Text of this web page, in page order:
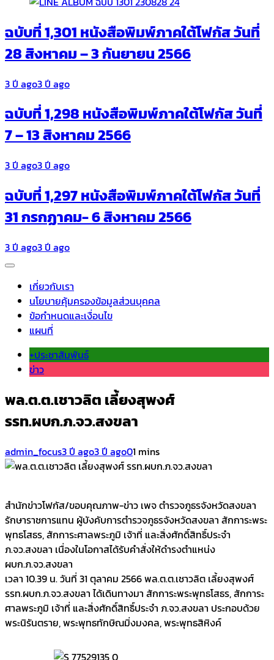
ฉบับที่ 1,301 หนังสือพิมพ์ภาคใต้โฟกัส วันที่
28 สิงหาคม – 3 กันยายน 2566
3 ปี ago3 ปี ago
ฉบับที่ 1,298 หนังสือพิมพ์ภาคใต้โฟกัส วันที่
7 – 13 สิงหาคม 2566
3 ปี ago3 ปี ago
ฉบับที่ 1,297 หนังสือพิมพ์ภาคใต้โฟกัส วันที่
31 กรกฏาคม- 6 สิงหาคม 2566
3 ปี ago3 ปี ago
เกี่ยวกับเรา
นโยบายคุ้มครองข้อมูลส่วนบุคคล
ข้อกำหนดและเงื่อนไข
แผนที่
+ประชาสัมพันธ์
ข่าว
พล.ต.ต.เชาวลิต เลี้ยงสุพงศ์
รรท.ผบก.ภ.จว.สงขลา
admin_focus3 ปี ago3 ปี ago01 mins
สำนักข่าวโฟกัส/ขอบคุณภาพ-ข่าว เพจ ตำรวจภูธรจังหวัดสงขลา
รักษาราชการแทน ผู้บังคับการตำรวจภูธรจังหวัดสงขลา สักการะพระ
พุทธโสธร, สักการะศาลพระภูมิ เจ้าที่ และสิ่งศักดิ์สิทธิ์ประจำ
ภ.จว.สงขลา เนื่องในโอกาสได้รับคำสั่งให้ดำรงตำแหน่ง
ผบก.ภ.จว.สงขลา
เวลา 10.39 น. วันที่ 31 ตุลาคม 2566 พล.ต.ต.เชาวลิต เลี้ยงสุพงศ์
รรท.ผบก.ภ.จว.สงขลา ได้เดินทางมา สักการะพระพุทธโสธร, สักการะ
ศาลพระภูมิ เจ้าที่ และสิ่งศักดิ์สิทธิ์ประจำ ภ.จว.สงขลา ประกอบด้วย
พระนิรันตราย, พระพุทธทักษิณมิ่งมงคล, พระพุทธสิหิงค์